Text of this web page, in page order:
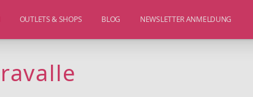
OUTLETS & SHOPS BLOG NEWSLETTER ANMELDUNG